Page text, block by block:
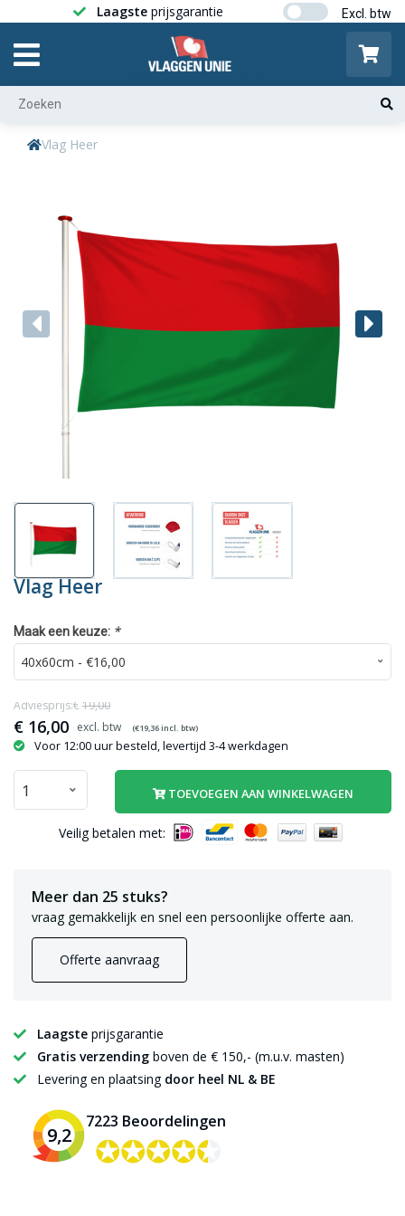
Laagste prijsgarantie Gratis
Vlag Heer
Vlag Heer
Maak een keuze: *
€ 16,00 (€19,36incl. btw)
Adviesprijs:€ 19,00
Voor 12:00 uur besteld, levertijd 3-4 werkdagen
TOEVOEGEN AAN WINKELWAGEN
Veilig betalen met:
Meer dan 25 stuks?
vraag gemakkelijk en snel een persoonlijke offerte aan.
Offerte aanvraag
Laagste prijsgarantie
Gratis verzending boven de € 150,- (m.u.v. masten)
Levering en plaatsing door heel NL & BE
9,2
7223 Beoordelingen
✪✪✪✪✪
✪✪✪✪✪